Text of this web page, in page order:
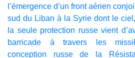
l’émergence d’un front aérien
sud du Liban à la Syrie dont le
la seule protection russe vient
barricade à travers les
conception russe de la